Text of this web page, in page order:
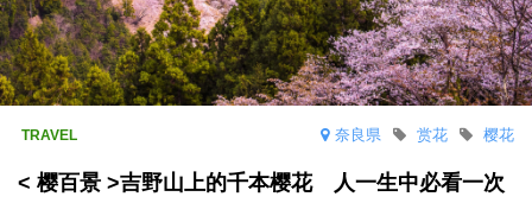
奈良県 樱花
赏花
< 樱百景 >吉野山上的千本樱花 人一生中必看一次